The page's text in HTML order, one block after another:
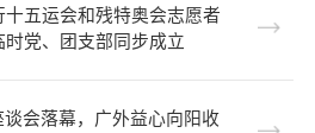
十五运会和残特奥会志愿者
时党、团支部同步成立
谈会落幕，广外益心向阳收